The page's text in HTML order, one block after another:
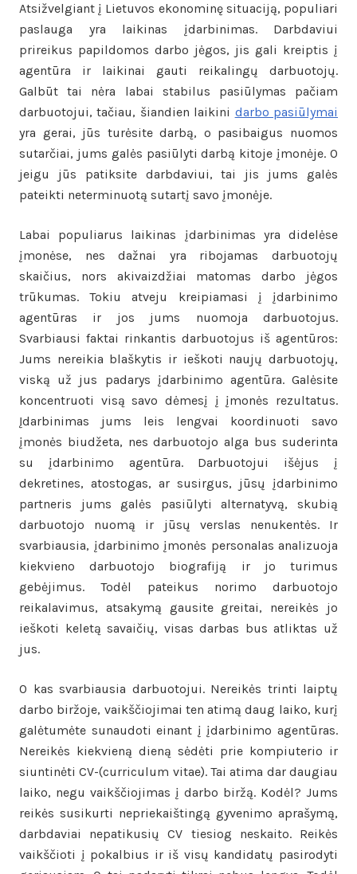
Atsižvelgiant į Lietuvos ekonominę situaciją, populiari
paslauga yra laikinas įdarbinimas. Darbdaviui
prireikus papildomos darbo jėgos, jis gali kreiptis į
agentūra ir laikinai gauti reikalingų darbuotojų.
Galbūt tai nėra labai stabilus pasiūlymas pačiam
darbuotojui, tačiau, šiandien laikini darbo pasiūlymai
yra gerai, jūs turėsite darbą, o pasibaigus nuomos
sutarčiai, jums galės pasiūlyti darbą kitoje įmonėje. O
jeigu jūs patiksite darbdaviui, tai jis jums galės
pateikti neterminuotą sutartį savo įmonėje.
Labai populiarus laikinas įdarbinimas yra didelėse
įmonėse, nes dažnai yra ribojamas darbuotojų
skaičius, nors akivaizdžiai matomas darbo jėgos
trūkumas. Tokiu atveju kreipiamasi į įdarbinimo
agentūras ir jos jums nuomoja darbuotojus.
Svarbiausi faktai rinkantis darbuotojus iš agentūros:
Jums nereikia blaškytis ir ieškoti naujų darbuotojų,
viską už jus padarys įdarbinimo agentūra. Galėsite
koncentruoti visą savo dėmesį į įmonės rezultatus.
Įdarbinimas jums leis lengvai koordinuoti savo
įmonės biudžeta, nes darbuotojo alga bus suderinta
su įdarbinimo agentūra. Darbuotojui išėjus į
dekretines, atostogas, ar susirgus, jūsų įdarbinimo
partneris jums galės pasiūlyti alternatyvą, skubią
darbuotojo nuomą ir jūsų verslas nenukentės. Ir
svarbiausia, įdarbinimo įmonės personalas analizuoja
kiekvieno darbuotojo biografiją ir jo turimus
gebėjimus. Todėl pateikus norimo darbuotojo
reikalavimus, atsakymą gausite greitai, nereikės jo
ieškoti keletą savaičių, visas darbas bus atliktas už
jus.
O kas svarbiausia darbuotojui. Nereikės trinti laiptų
darbo biržoje, vaikščiojimai ten atimą daug laiko, kurį
galėtumėte sunaudoti einant į įdarbinimo agentūras.
Nereikės kiekvieną dieną sėdėti prie kompiuterio ir
siuntinėti CV-(curriculum vitae). Tai atima dar daugiau
laiko, negu vaikščiojimas į darbo biržą. Kodėl? Jums
reikės susikurti nepriekaištingą gyvenimo aprašymą,
darbdaviai nepatikusių CV tiesiog neskaito. Reikės
vaikščioti į pokalbius ir iš visų kandidatų pasirodyti